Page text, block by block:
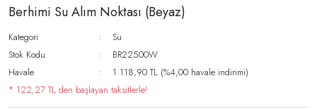
Berhimi Su Alım Noktası (Beyaz)
Kategori
Su
Stok Kodu
BR22500W
Havale
1.118,90 TL (%4,00 havale indirimi)
* 122,27 TL den başlayan taksitlerle!